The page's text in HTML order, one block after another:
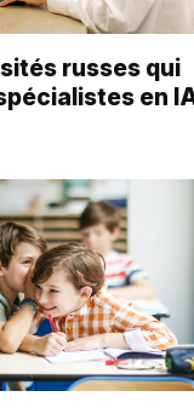
russes qui
en